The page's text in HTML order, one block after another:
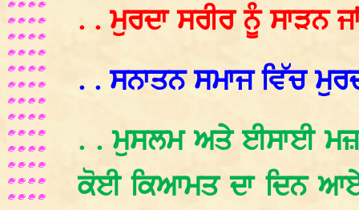
. . ਮੁਰਦਾ ਸਰੀਰ ਨੂੰ ਸਾੜਨ
. . ਸਨਾਤਨ ਸਮਾਜ ਵਿੱਚ
. . ਮੁਸਲਮ ਅਤੇ ਈਸਾਈ
ਕੋਈ ਕਿਆਮਤ ਦਾ ਦਿਨ